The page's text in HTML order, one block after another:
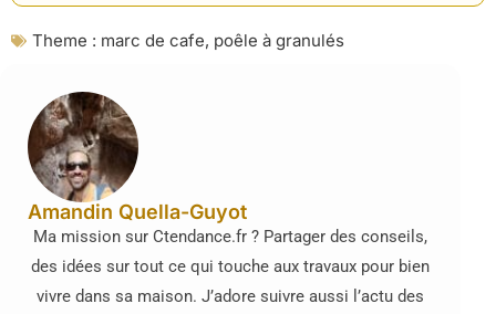
Theme : marc de cafe, poêle à granulés
Amandin Quella-Guyot
Ma mission sur Ctendance.fr ? Partager des conseils,
des idées sur tout ce qui touche aux travaux pour bien
vivre dans sa maison. J’adore suivre aussi l’actu des